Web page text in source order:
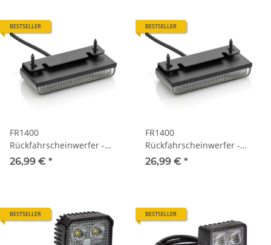
BESTSELLER
FR1400
Rückfahrscheinwerfer -
extra flach - 1400lm -
26,99 € *
BESTSELLER
FR1400
Rückfahrscheinwerfer -
extra flach - 1400lm -
26,99 € *
BESTSELLER BESTSELLER